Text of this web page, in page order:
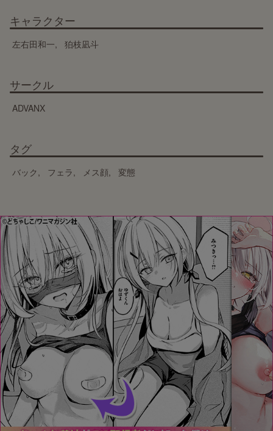
キャラクター
左右田和一 狛枝凪斗
サークル
ADVANX
タグ
バック フェラ メス顔 変態